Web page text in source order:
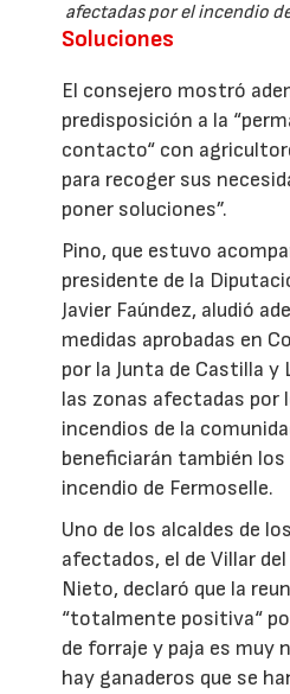
afectadas por el incendio
Soluciones
El consejero mostró
predisposición a la
contacto“ con
para recoger sus
poner soluciones”.
Pino, que estuvo
presidente de la
Javier Faúndez, aludió
medidas aprobadas en
por la Junta de Castilla y
las zonas afectadas por
incendios de la
beneficiarán también
incendio de Fermoselle.
Uno de los alcaldes de
afectados, el de Villar del
Nieto, declaró que la
“totalmente positiva“
de forraje y paja es muy
hay ganaderos que se